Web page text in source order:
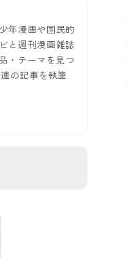
年漫画や国民的
と週刊漫画雑誌
・テーマを見つ
の記事を執筆